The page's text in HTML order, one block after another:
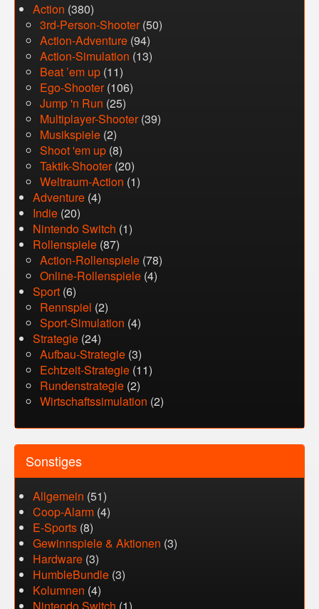
Action (380)
3rd-Person-Shooter(50)
Action-Adventure (94)
Action-Simulation (13)
Beat ’em up (11)
Ego-Shooter(106)
Jump 'n Run (25)
Multiplayer-Shooter(39)
Musikspiele (2)
Shoot 'em up (8)
Taktik-Shooter(20)
Weltraum-Action (1)
Adventure (4)
Indie (20)
Nintendo Switch (1)
Rollenspiele (87)
Action-Rollenspiele (78)
Online-Rollenspiele (4)
Sport (6)
Rennspiel (2)
Sport-Simulation (4)
Strategie (24)
Aufbau-Strategie (3)
Echtzeit-Strategie (11)
Rundenstrategie (2)
Wirtschaftssimulation (2)
Sonstiges
Allgemein (51)
Coop-Alarm (4)
E-Sports (8)
Gewinnspiele & Aktionen (3)
Hardware (3)
HumbleBundle (3)
Kolumnen (4)